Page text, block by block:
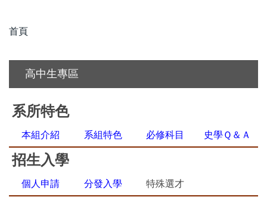
首頁
高中生專區
系所特色
本組介紹 系組特色 必修科目 史學Ｑ＆Ａ
招生入學
個人申請 分發入學 特殊選才